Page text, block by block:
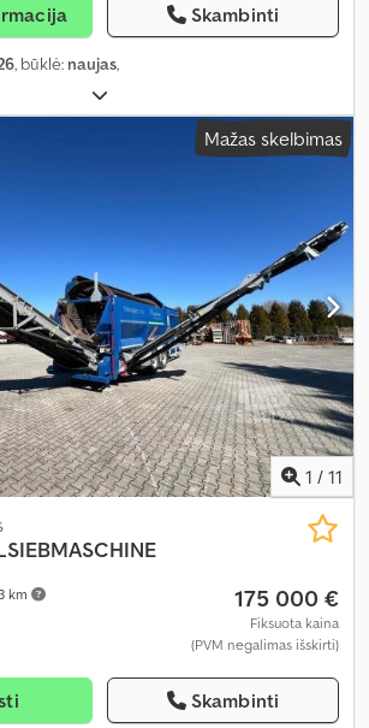
Skambinti
, būklė: naujas,
Mažas skelbimas
1 / 11
km 175 000 €
Fiksuota kaina
(PVM negalimas išskirti)
Skambinti